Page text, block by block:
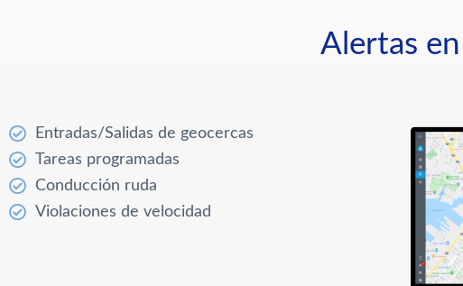
Alertas
Entradas/Salidas de geocercas
Tareas programadas
Conducción ruda
Violaciones de velocidad